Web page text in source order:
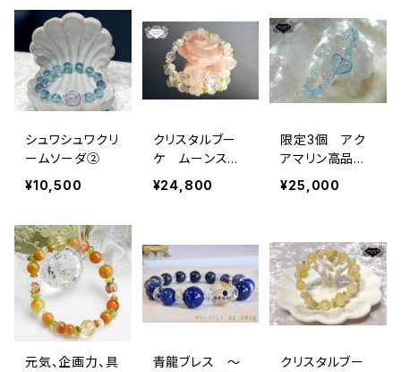
シュワシュワクリ
ームソーダ②
¥10,500
クリスタルブー
ケ ムーンスト
ーン （ムーンス
トーン ペリドッ
婚 月 ブレス
レット
¥24,800
限定3個 アク
アマリン高品質
Heart ＆ 高
品質ブルートパ
¥25,000
元気、企画力、具
青龍ブレス ～
クリスタルブー